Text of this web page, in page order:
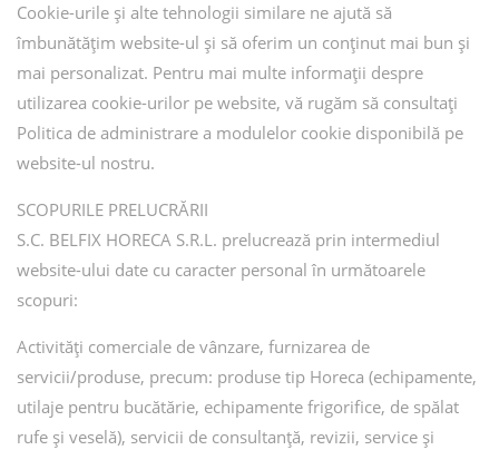
Cookie-urile și alte tehnologii similare ne ajută să
îmbunătățim website-ul și să oferim un conținut mai bun și
mai personalizat. Pentru mai multe informații despre
utilizarea cookie-urilor pe website, vă rugăm să consultați
Politica de administrare a modulelor cookie disponibilă pe
website-ul nostru.
SCOPURILE PRELUCRĂRII
S.C. BELFIX HORECA S.R.L. prelucrează prin intermediul
website-ului date cu caracter personal în următoarele
scopuri:
Activități comerciale de vânzare, furnizarea de
servicii/produse, precum: produse tip Horeca (echipamente,
utilaje pentru bucătărie, echipamente frigorifice, de spălat
rufe și veselă), servicii de consultanță, revizii, service și